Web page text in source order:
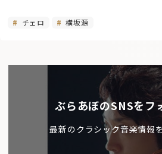
チェロ 横坂源
ぶらあぼのSNSをフ
最新のクラシック音楽情報